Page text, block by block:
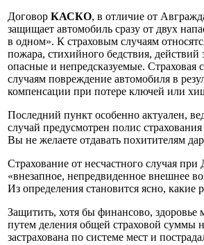
Договор КАСКО, в отличие от
защищает автомобиль сразу от двух
в одном». К страховым случаям
пожара, стихийного бедствия,
опасные и непредсказуемые. Страховая
случаям повреждение автомобиля в
компенсации при потере ключей или
Последний пункт особенно актуален,
случай предусмотрен полис
Вы не желаете отдавать похитителям
Страхование от несчастного случая
«внезапное, непредвиденное внешнее
Из определения становится ясно, какие
Защитить, хотя бы финансово,
путем деления общей страховой суммы
застрахована по системе мест и